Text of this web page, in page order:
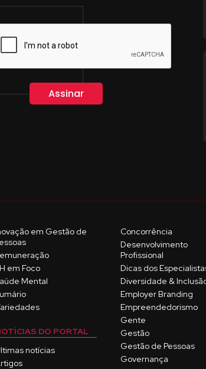
em Gestão de
em Foco
Mental
DO PORTAL
notícias
Concorrência
Desenvolvimento
Profissional
Dicas dos
Diversidade &
Employer Branding
Empreendedorismo
Gente
Gestão
Gestão de Pessoas
Governança